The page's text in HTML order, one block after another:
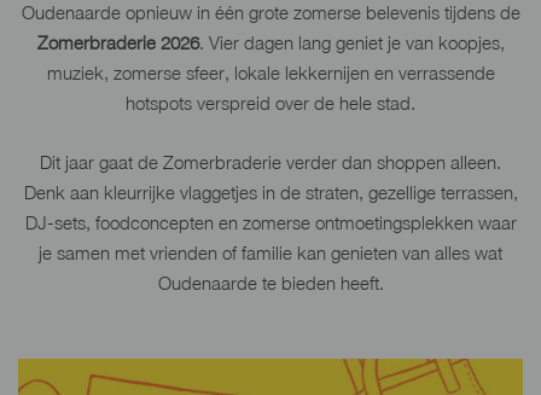
Oudenaarde opnieuw in één grote zomerse belevenis tijdens de
Zomerbraderie 2026. Vier dagen lang geniet je van koopjes,
muziek, zomerse sfeer, lokale lekkernijen en verrassende
hotspots verspreid over de hele stad.
Dit jaar gaat de Zomerbraderie verder dan shoppen alleen.
Denk aan kleurrijke vlaggetjes in de straten, gezellige terrassen,
DJ-sets, foodconcepten en zomerse ontmoetingsplekken waar
je samen met vrienden of familie kan genieten van alles wat
Oudenaarde te bieden heeft.